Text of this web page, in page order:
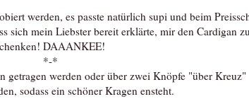
werden, es passte natürlich supi und beim
sich mein Liebster bereit erklärte, mir den Cardigan
DAAANKEE!
*-*
getragen werden oder über zwei Knöpfe "über Kreuz"
sodass ein schöner Kragen ensteht.